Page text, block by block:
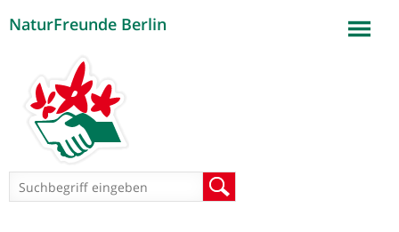
NaturFreunde Berlin
Suchformular